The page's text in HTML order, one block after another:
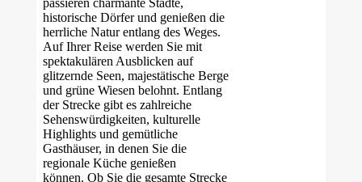
passieren charmante Städte,
historische Dörfer und genießen die
herrliche Natur entlang des Weges.
Auf Ihrer Reise werden Sie mit
spektakulären Ausblicken auf
glitzernde Seen, majestätische Berge
und grüne Wiesen belohnt. Entlang
der Strecke gibt es zahlreiche
Sehenswürdigkeiten, kulturelle
Highlights und gemütliche
Gasthäuser, in denen Sie die
regionale Küche genießen
können. Ob Sie die gesamte Strecke